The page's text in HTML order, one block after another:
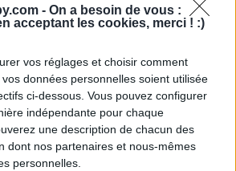
- On a besoin de vous :
acceptant les cookies, merci ! :)
vos réglages et choisir comment
données personnelles soient utilisée
ci-dessous. Vous pouvez configurer
indépendante pour chaque
une description de chacun des
dont nos partenaires et nous-mêmes
personnelles.